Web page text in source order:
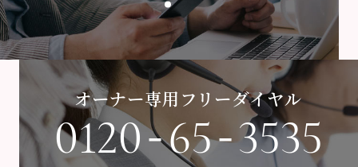
オーナー専用フリーダイヤル
0120-65-3535